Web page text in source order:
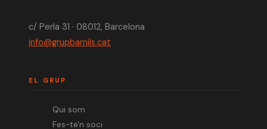
c/ Perla 31 · 08012, Barcelona
info@grupbarnils.cat
EL GRUP
Qui som
Fes-te'n soci